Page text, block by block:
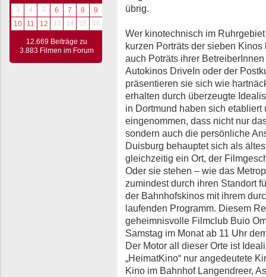
3
4 5 6 7 8
9
10
11 12 13 14 15 16
12.669 Beiträge zu
3.883 Filmen im Forum
übrig.
Wer kinotechnisch im
kurzen Porträts der sieben
auch Poträts ihrer
Autokinos DriveIn oder der
präsentieren sie sich wie
erhalten durch überzeugte
in Dortmund haben sich
eingenommen, dass nicht nur
sondern auch die persönliche
Duisburg behauptet sich als
gleichzeitig ein Ort, der
Oder sie stehen – wie das
zumindest durch ihren Standort
der Bahnhofskinos mit ihrem
laufenden Programm. Diesem
geheimnisvolle Filmclub Buio
Samstag im Monat ab 11 Uhr
Der Motor all dieser Orte ist
„HeimatKino“ nur angedeutete
Kino im Bahnhof Langendreer,